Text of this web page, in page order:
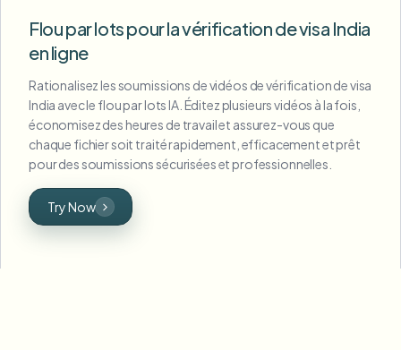
Flou par lots pour la vérification de visa India
en ligne
Rationalisez les soumissions de vidéos de vérification de visa
India avec le flou par lots IA. Éditez plusieurs vidéos à la fois,
économisez des heures de travail et assurez-vous que
chaque fichier soit traité rapidement, efficacement et prêt
pour des soumissions sécurisées et professionnelles.
Try Now